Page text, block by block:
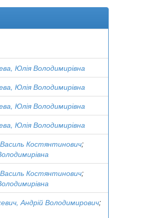
Юлія Володимирівна
Юлія Володимирівна
Юлія Володимирівна
Юлія Володимирівна
Костянтинович;
Костянтинович;
Андрій Володимирович;